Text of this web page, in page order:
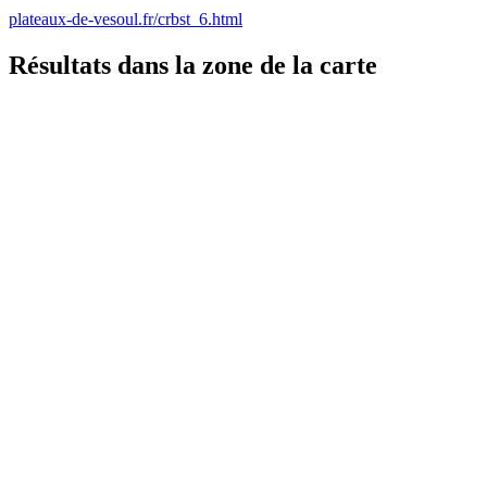
plateaux-de-vesoul.fr/crbst_6.html
Résultats dans la zone de la carte